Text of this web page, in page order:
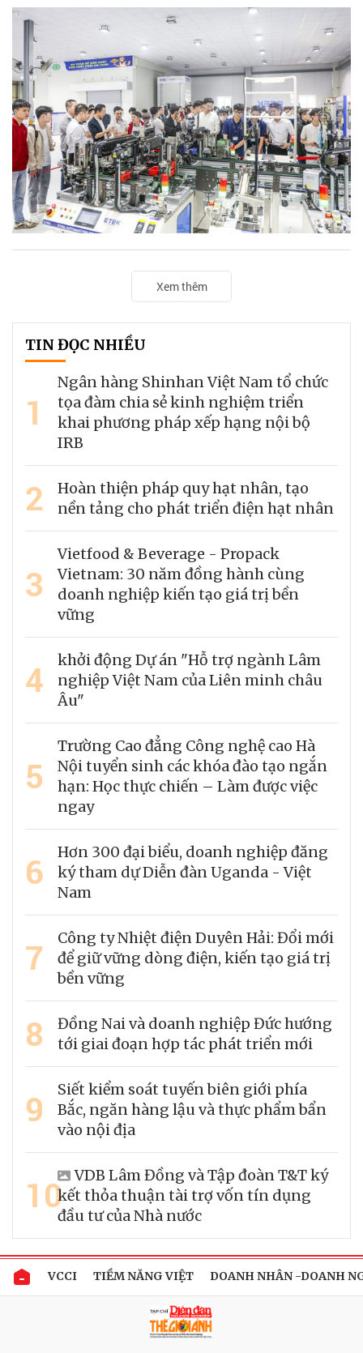
Xem thêm
TIN ĐỌC NHIỀU
1
Ngân hàng Shinhan Việt Nam tổ chức
tọa đàm chia sẻ kinh nghiệm triển
khai phương pháp xếp hạng nội bộ
IRB
2
Hoàn thiện pháp quy hạt nhân, tạo
nền tảng cho phát triển điện hạt nhân
3
Vietfood & Beverage - Propack
Vietnam: 30 năm đồng hành cùng
doanh nghiệp kiến tạo giá trị bền
vững
4
khởi động Dự án "Hỗ trợ ngành Lâm
nghiệp Việt Nam của Liên minh châu
Âu"
5
Trường Cao đẳng Công nghệ cao Hà
Nội tuyển sinh các khóa đào tạo ngắn
hạn: Học thực chiến – Làm được việc
ngay
6
Hơn 300 đại biểu, doanh nghiệp đăng
ký tham dự Diễn đàn Uganda - Việt
Nam
7
Công ty Nhiệt điện Duyên Hải: Đổi mới
để giữ vững dòng điện, kiến tạo giá trị
bền vững
8
Đồng Nai và doanh nghiệp Đức hướng
tới giai đoạn hợp tác phát triển mới
9
Siết kiểm soát tuyến biên giới phía
Bắc, ngăn hàng lậu và thực phẩm bẩn
vào nội địa
10
VDB Lâm Đồng và Tập đoàn T&T ký
kết thỏa thuận tài trợ vốn tín dụng
đầu tư của Nhà nước
VCCI TIỀM NĂNG VIỆT DOANH NHÂN -DOANH